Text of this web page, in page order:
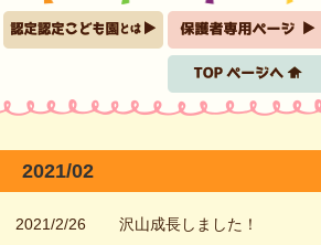
2021/02
2021/2/26 沢山成長しました！